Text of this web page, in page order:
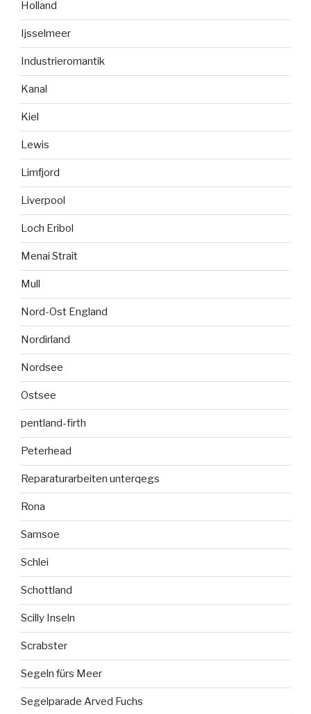
Holland
Ijsselmeer
Industrieromantik
Kanal
Kiel
Lewis
Limfjord
Liverpool
Loch Eribol
Menai Strait
Mull
Nord-Ost England
Nordirland
Nordsee
Ostsee
pentland-firth
Peterhead
Reparaturarbeiten unterqegs
Rona
Samsoe
Schlei
Schottland
Scilly Inseln
Scrabster
Segeln fürs Meer
Segelparade Arved Fuchs